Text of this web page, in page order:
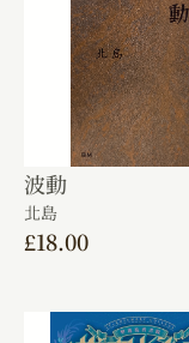
波動
北島
£18.00